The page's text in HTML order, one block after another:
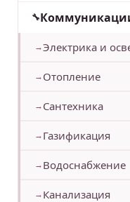
Электрика и
Отопление
Сантехника
Газификация
Водоснабжение
Канализация